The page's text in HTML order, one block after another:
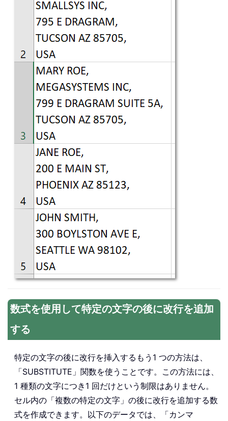
数式を使用して特定の文字の後に改行を追加
する
特定の文字の後に改行を挿入するもう1 つの方法は、
「SUBSTITUTE」関数を使うことです。この方法には、
1 種類の文字につき1 回だけという制限はありません。
セル内の「複数の特定の文字」の後に改行を追加する数
式を作成できます。以下のデータでは、「カンマ